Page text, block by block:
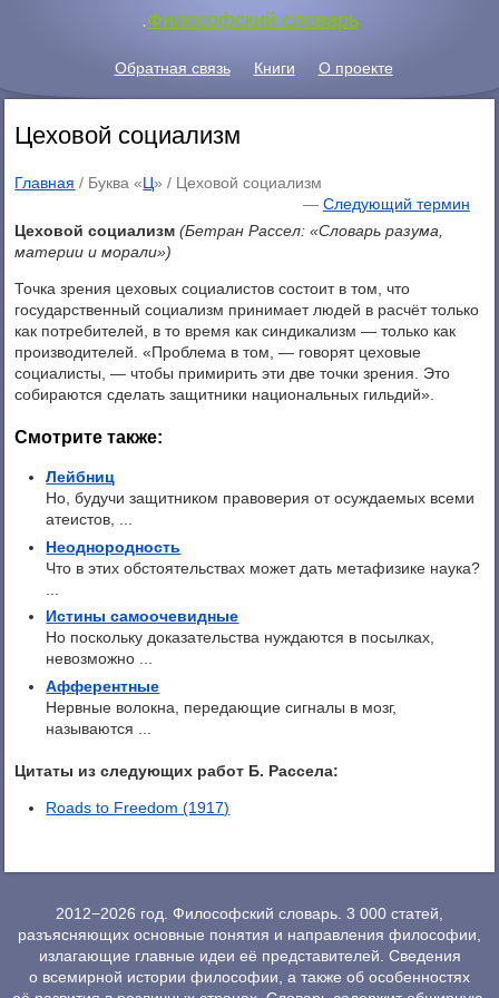
.Философский словарь
Обратная связь Книги О проекте
Цеховой социализм
Главная / Буква «Ц» / Цеховой социализм
— Следующий термин
Цеховой социализм (Бетран Рассел: «Словарь разума,
материи и морали»)
Точка зрения цеховых социалистов состоит в том, что
государственный социализм принимает людей в расчёт только
как потребителей, в то время как синдикализм — только как
производителей. «Проблема в том, — говорят цеховые
социалисты, — чтобы примирить эти две точки зрения. Это
собираются сделать защитники национальных гильдий».
Смотрите также:
Лейбниц
Но, будучи защитником правоверия от осуждаемых всеми
атеистов, ...
Неоднородность
Что в этих обстоятельствах может дать метафизике наука?
Истины самоочевидные
Но поскольку доказательства нуждаются в посылках,
невозможно ...
Афферентные
Нервные волокна, передающие сигналы в мозг,
называются ...
Цитаты из следующих работ Б. Рассела:
Roads to Freedom (1917)
2012−2026 год. Философский словарь. 3 000 статей,
разъясняющих основные понятия и направления философии,
излагающие главные идеи её представителей. Сведения
о всемирной истории философии, а также об особенностях